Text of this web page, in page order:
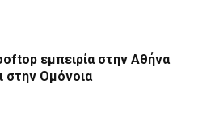
εμπειρία στην Αθήνα
στην Ομόνοια